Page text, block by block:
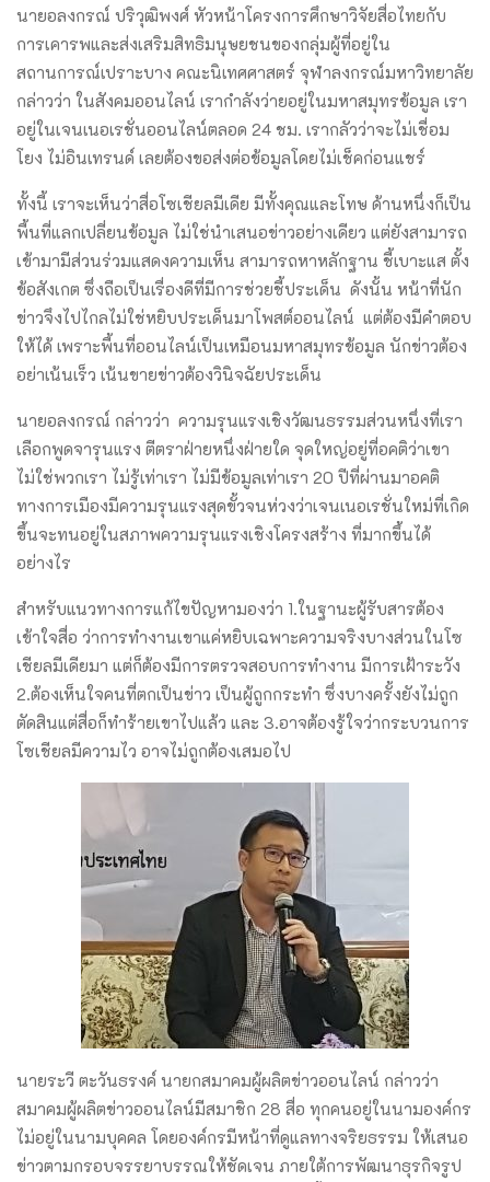
นายอลงกรณ์ ปริวุฒิพงศ์ หัวหน้าโครงการศึกษาวิจัยสื่อไทยกับ
การเคารพและส่งเสริมสิทธิมนุษยชนของกลุ่มผู้ที่อยู่ใน
สถานการณ์เปราะบาง คณะนิเทศศาสตร์ จุฬาลงกรณ์มหาวิทยาลัย
กล่าวว่า ​ในสังคมออนไลน์ เรากำลังว่ายอยู่ในมหาสมุทรข้อมูล เรา
อยู่ในเจนเนอเรชั่นออนไลน์ตลอด 24 ชม. เรากลัวว่าจะไม่เชื่อม
โยง ไม่อินเทรนด์ เลยต้องขอส่งต่อข้อมูลโดยไม่เช็คก่อนแชร์
ทั้งนี้ ​เราจะเห็นว่าสื่อโซเชียลมีเดีย มีทั้งคุณและโทษ ด้านหนึ่งก็เป็น
พื้นที่แลกเปลี่ยนข้อมูล ไม่ใช่นำเสนอข่าวอย่างเดียว แต่ยังสามารถ
เข้ามามีส่วนร่วมแสดงความเห็น สามารถหาหลักฐาน ชี้เบาะแส ตั้ง
ข้อสังเกต ​ซึ่งถือเป็นเรื่องดีที่มีการช่วยชี้ประเด็น ดังนั้น หน้าที่นัก
ข่าวจึงไปไกลไม่ใช่หยิบประเด็นมาโพสต์ออนไลน์ แต่ต้องมีคำตอบ
ให้ได้ เพราะพื้นที่ออนไลน์เป็นเหมือนมหาสมุทรข้อมูล นักข่าวต้อง
อย่าเน้นเร็ว เน้นขายข่าวต้องวินิจฉัยประเด็น
นายอลงกรณ์ กล่าวว่า ความรุนแรงเชิงวัฒนธรรมส่วนหนึ่งที่เรา
เลือกพูดจารุนแรง ตีตราฝ่ายหนึ่งฝ่ายใด จุดใหญ่อยู่ที่อคติว่าเขา
ไม่ใช่พวกเรา ไม่รู้เท่าเรา ไม่มีข้อมูลเท่าเรา 20 ปีที่ผ่านมาอคติ
ทางการเมืองมีความรุนแรงสุดขั้วจนห่วงว่าเจนเนอเรชั่นใหม่ที่เกิด
ขึ้นจะทนอยู่ในสภาพความรุนแรงเชิงโครงสร้าง ที่มากขึ้นได้
อย่างไร
สำหรับแนวทางการแก้ไขปัญหามองว่า 1.ในฐานะผู้รับสารต้อง
เข้าใจสื่อ ว่าการทำงานเขาแค่หยิบเฉพาะความจริงบางส่วนในโซ
เชียลมีเดียมา แต่ก็ต้องมีการตรวจสอบการทำงาน มีการเฝ้าระวัง
2.ต้องเห็นใจคนที่ตกเป็นข่าว เป็นผู้ถูกกระทำ ซึ่งบางครั้งยังไม่ถูก
ตัดสินแต่สื่อก็ทำร้ายเขาไปแล้ว และ ​3.อาจต้องรู้ใจว่ากระบวนการ
โซเชียลมีความไว อาจไม่ถูกต้องเสมอไป​​​
นายระวี ตะวันธรงค์ นายกสมาคมผู้ผลิตข่าวออนไลน์ กล่าวว่า
สมาคมผู้ผลิตข่าวออนไลน์มีสมาชิก 28 สื่อ ทุกคนอยู่ในนามองค์กร
ไม่อยู่ในนามบุคคล โดยองค์ก​รมีหน้าที่ดูแลทางจริยธรรม ​ให้เสนอ
ข่าวตามกรอบจรรยาบรรณให้ชัดเจน ภายใต้การพัฒนา​ธุรกิจรูป